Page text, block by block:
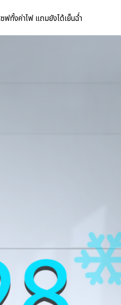
ฟทั้งค่าไฟ แถมยังได้เย็นฉ่ำ